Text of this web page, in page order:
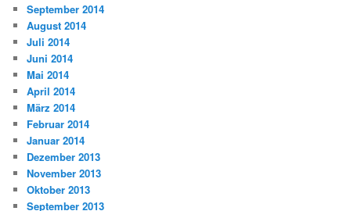
September 2014
August 2014
Juli 2014
Juni 2014
Mai 2014
April 2014
März 2014
Februar 2014
Januar 2014
Dezember 2013
November 2013
Oktober 2013
September 2013